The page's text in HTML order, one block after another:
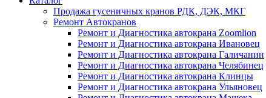
Продажа гусеничных кранов РДК, ДЭК, МКГ
Ремонт Автокранов
Ремонт и Диагностика автокрана Zoomlion
Ремонт и Диагностика автокрана Ивановец
Ремонт и Диагностика автокрана Галичанин
Ремонт и Диагностика автокрана Челябинец
Ремонт и Диагностика автокрана Клинцы
Ремонт и Диагностика автокрана Ульяновец